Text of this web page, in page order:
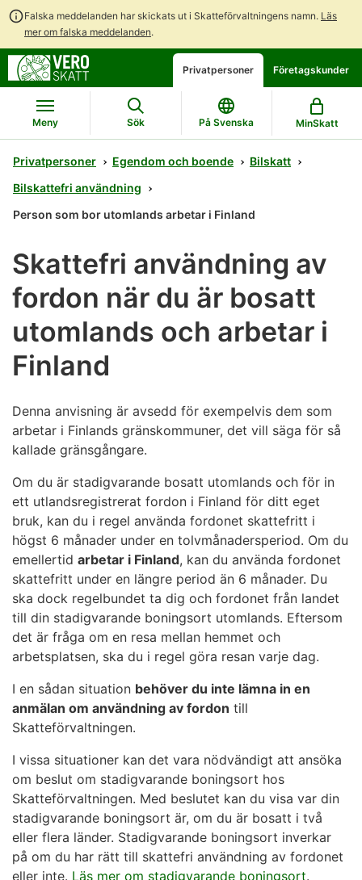
Falska meddelanden har skickats ut i Skatteförvaltningens namn. Läs
mer om falska meddelanden.
Gå
direkt
till
innehållet
Gå
till
hela
webbplatsens
sökning
Privatpersoner Företagskunder
Meny Sök På Svenska MinSkatt
Privatpersoner Egendom och boende
Bilskatt
Bilskattefri användning
Person som bor utomlands arbetar i Finland
Skattefri användning av
fordon när du är bosatt
utomlands och arbetar i
Finland
Denna anvisning är avsedd för exempelvis dem som
arbetar i Finlands gränskommuner, det vill säga för så
kallade gränsgångare.
Om du är stadigvarande bosatt utomlands och för in
ett utlandsregistrerat fordon i Finland för ditt eget
bruk, kan du i regel använda fordonet skattefritt i
högst 6 månader under en tolvmånadersperiod. Om du
emellertid arbetar i Finland, kan du använda fordonet
skattefritt under en längre period än 6 månader. Du
ska dock regelbundet ta dig och fordonet från landet
till din stadigvarande boningsort utomlands. Eftersom
det är fråga om en resa mellan hemmet och
arbetsplatsen, ska du i regel göra resan varje dag.
I en sådan situation behöver du inte lämna in en
anmälan om användning av fordon till
Skatteförvaltningen.
I vissa situationer kan det vara nödvändigt att ansöka
om beslut om stadigvarande boningsort hos
Skatteförvaltningen. Med beslutet kan du visa var din
stadigvarande boningsort är, om du är bosatt i två
eller flera länder. Stadigvarande boningsort inverkar
på om du har rätt till skattefri användning av fordonet
eller inte. Läs mer om stadigvarande boningsort.